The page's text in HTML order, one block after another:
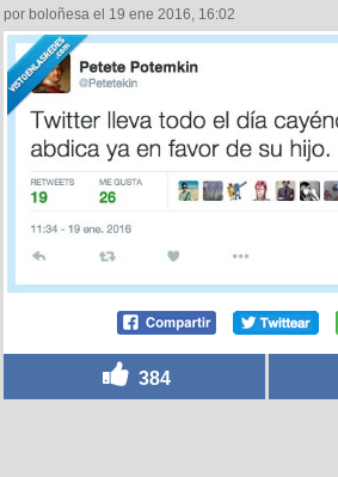
por boloñesa el 19 ene 2016, 16:02
384